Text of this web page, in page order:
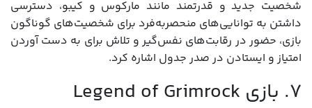
شخصیت جدید و قدرتمند مانند مارکوس و کیبو، دسترسی
داشتن به توانایی‌های منحصربه‌فرد برای شخصیت‌های گوناگون
بازی، حضور در رقابت‌های نفس‌گیر و تلاش برای به دست آوردن
امتیاز و ایستادن در صدر جدول اشاره کرد.
7. بازی Legend of Grimrock